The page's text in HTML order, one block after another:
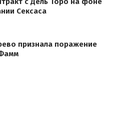
Сексаса
признала поражение